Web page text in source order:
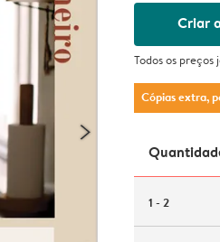
Criar
Todos os
Cópias extra,
1 - 2